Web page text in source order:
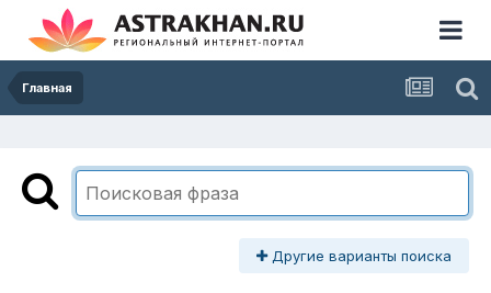
Главная
Другие варианты поиска